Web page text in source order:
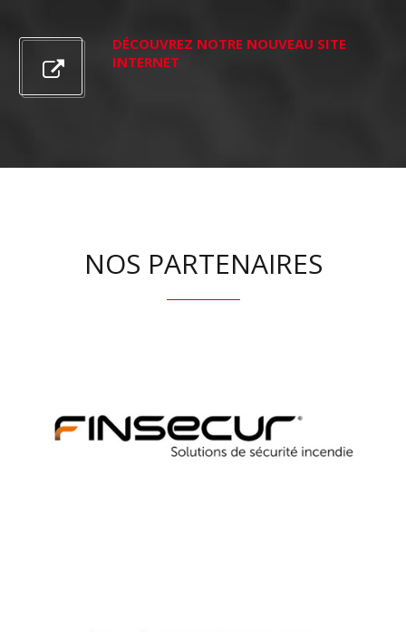
DÉCOUVREZ NOTRE NOUVEAU SITE
INTERNET
NOS PARTENAIRES